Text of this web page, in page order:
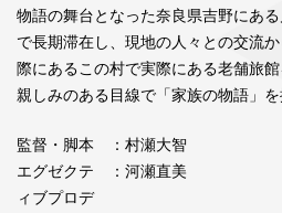
物語の舞台となった奈良県吉野にあ
で長期滞在し、現地の人々との交流
際にあるこの村で実際にある老舗旅館
親しみのある目線で「家族の物語」を
監督・脚本
：村瀬大智
エグゼクテ
ィブプロデ
：河瀬直美